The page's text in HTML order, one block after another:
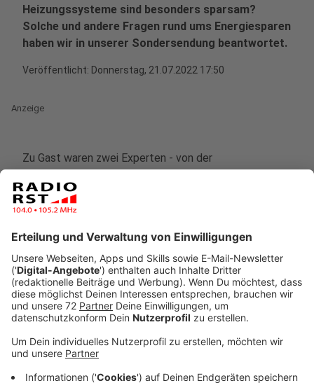
Heizungssysteme sind besonders sparsam?
Solche und andere Fragen rund ums Energiesparen
haben wir in unserer Sondersendung beantwortet.
Veröffentlicht: Donnerstag, 21.07.2022 17:50
Anzeige
Zu Gast waren zwei Experten - von der
und Klima. Beide haben zwei Stunden lang eure Fragen
beantwortet.
Anzeige
Spart man, wenn man mit Strom heizt?
Anzeige
Während die Gaspreise stark gestiegen sind, suchen
viele nach einer Alternative. Dabei tauchte auch immer